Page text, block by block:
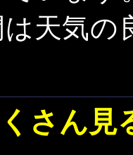
天気の
さん見